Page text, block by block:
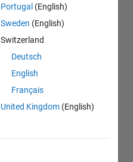
Portugal (English)
Sweden (English)
Switzerland
Deutsch
English
Français
United Kingdom (English)